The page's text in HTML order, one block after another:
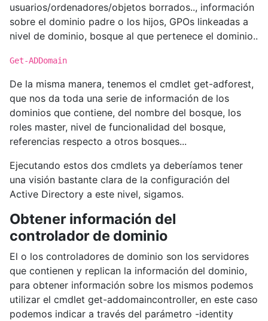
usuarios/ordenadores/objetos borrados.., información
sobre el dominio padre o los hijos, GPOs linkeadas a
nivel de dominio, bosque al que pertenece el dominio..
Get-ADDomain
De la misma manera, tenemos el cmdlet get-adforest,
que nos da toda una serie de información de los
dominios que contiene, del nombre del bosque, los
roles master, nivel de funcionalidad del bosque,
referencias respecto a otros bosques...
Ejecutando estos dos cmdlets ya deberíamos tener
una visión bastante clara de la configuración del
Active Directory a este nivel, sigamos.
Obtener información del
controlador de dominio
El o los controladores de dominio son los servidores
que contienen y replican la información del dominio,
para obtener información sobre los mismos podemos
utilizar el cmdlet get-addomaincontroller, en este caso
podemos indicar a través del parámetro -identity